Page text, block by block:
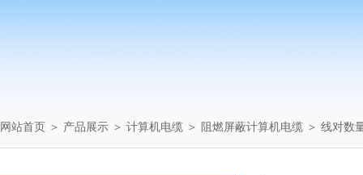
网站首页 ＞ 产品展示 ＞ 计算机电缆 ＞ 阻燃屏蔽计算机电缆 ＞ 线对数